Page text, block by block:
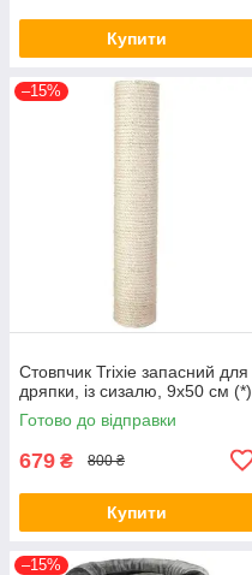
Купити
–15%
Стовпчик Trixie запасний для
дряпки, із сизалю, 9х50 см (*)
Готово до відправки
679 ₴ 800 ₴
Купити
–15%